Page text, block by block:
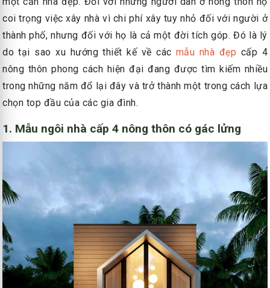
coi trọng việc xây nhà vì chi phí xây tuy nhỏ đối với người ở
thành phố, nhưng đối với họ là cả một đời tích góp. Đó là lý
do tại sao xu hướng thiết kế về các mẫu nhà đẹp cấp 4
nông thôn phong cách hiện đại đang được tìm kiếm nhiều
trong những năm đổ lại đây và trở thành một trong cách lựa
chọn top đầu của các gia đình.
1. Mẫu ngôi nhà cấp 4 nông thôn có gác lửng